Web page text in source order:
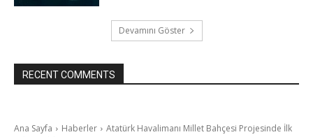
Devamını Göster
RECENT COMMENTS